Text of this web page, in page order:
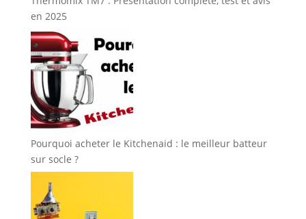
en 2025
Pourquoi acheter le Kitchenaid : le meilleur batteur
sur socle ?